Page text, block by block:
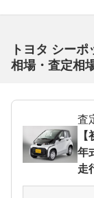
トヨタ シー
相場・査定相
査
【
年
走